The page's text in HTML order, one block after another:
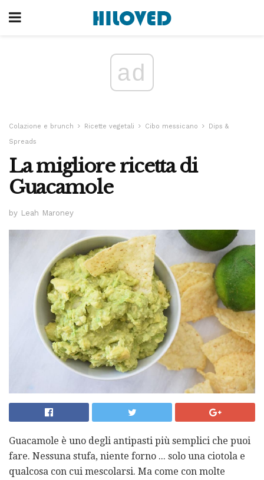
ad
Colazione e brunch Ricette vegetali Cibo messicano
Dips &
Spreads
La migliore ricetta di
Guacamole
by Leah Maroney
Guacamole è uno degli antipasti più semplici che puoi
fare. Nessuna stufa, niente forno ... solo una ciotola e
qualcosa con cui mescolarsi. Ma come con molte